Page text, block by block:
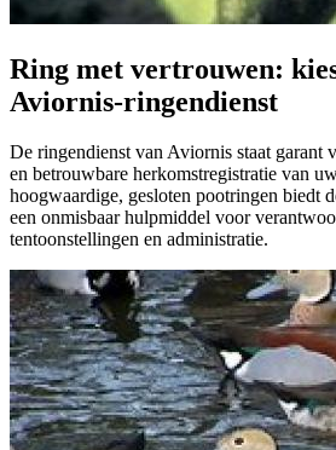
Ring met vertrouwen:
Aviornis-ringendienst
De ringendienst van Aviornis staat garant
en betrouwbare herkomstregistratie van
hoogwaardige, gesloten pootringen biedt
een onmisbaar hulpmiddel voor
tentoonstellingen en administratie.